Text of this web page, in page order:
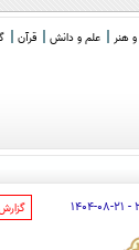
هنر علم و دانش قرآن
موضوع کم